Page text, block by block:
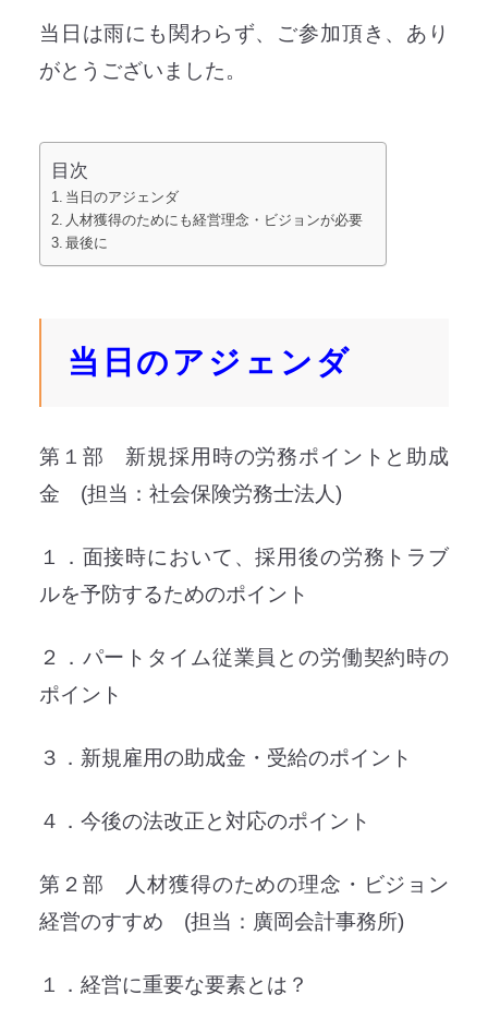
当日は雨にも関わらず、ご参加頂き、あり
がとうございました。
目次
当日のアジェンダ
人材獲得のためにも経営理念・ビジョンが必要
最後に
当日のアジェンダ
第１部 新規採用時の労務ポイントと助成
金 (担当：社会保険労務士法人)
１．面接時において、採用後の労務トラブ
ルを予防するためのポイント
２．パートタイム従業員との労働契約時の
ポイント
３．新規雇用の助成金・受給のポイント
４．今後の法改正と対応のポイント
第２部 人材獲得のための理念・ビジョン
経営のすすめ (担当：廣岡会計事務所)
１．経営に重要な要素とは？